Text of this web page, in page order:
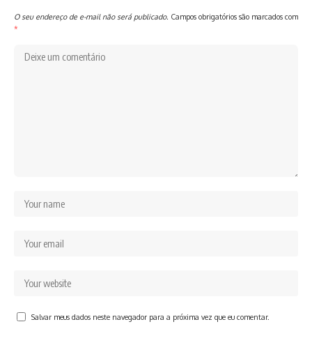
O seu endereço de e-mail não será publicado. Campos obrigatórios são marcados com
*
Salvar meus dados neste navegador para a próxima vez que eu comentar.